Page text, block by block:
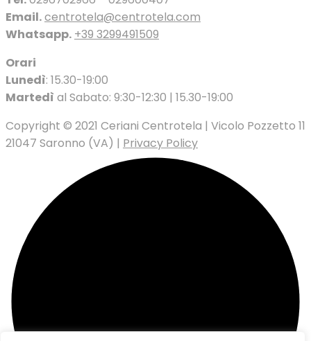
Email.centrotela@centrotela.com
Whatsapp. +39 3299491509
Orari
Lunedì: 15.30-19:00
Martedì al Sabato: 9:30-12:30 | 15.30-19:00
Copyright © 2021 Ceriani Centrotela | Vicolo Pozzetto 11
21047 Saronno (VA) | Privacy Policy